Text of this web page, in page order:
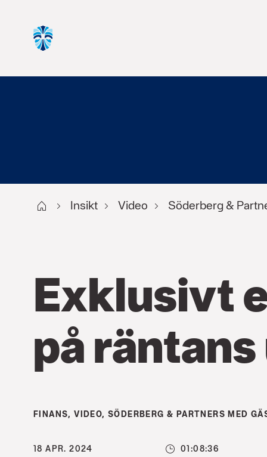
Start Insikt Video Söderberg &
Exklusivt
på
FINANS,VIDEO,SÖDERBERG & PARTNERS MED
18 APR. 2024 01:08:36